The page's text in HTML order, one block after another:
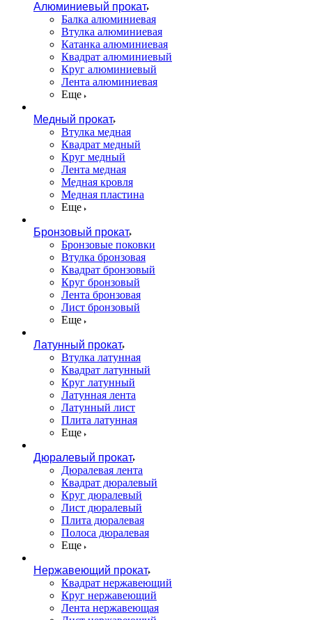
Алюминиевый прокат
Балка алюминиевая
Втулка алюминиевая
Катанка алюминиевая
Квадрат алюминиевый
Круг алюминиевый
Лента алюминиевая
Еще
Медный прокат
Втулка медная
Квадрат медный
Круг медный
Лента медная
Медная кровля
Медная пластина
Еще
Бронзовый прокат
Бронзовые поковки
Втулка бронзовая
Квадрат бронзовый
Круг бронзовый
Лента бронзовая
Лист бронзовый
Еще
Латунный прокат
Втулка латунная
Квадрат латунный
Круг латунный
Латунная лента
Латунный лист
Плита латунная
Еще
Дюралевый прокат
Дюралевая лента
Квадрат дюралевый
Круг дюралевый
Лист дюралевый
Плита дюралевая
Полоса дюралевая
Еще
Нержавеющий прокат
Квадрат нержавеющий
Круг нержавеющий
Лента нержавеющая